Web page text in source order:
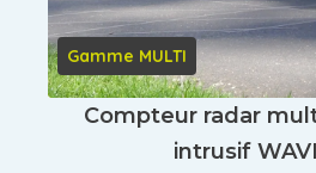
Gamme MULTI
Compteur radar
intrusif